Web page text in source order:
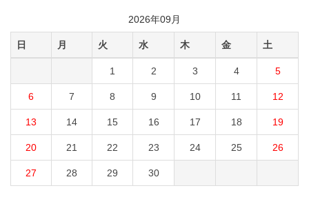
2026年09月
日 月 火 水 木 金 土
1 2 3 4 5
6 7 8 9 10 11 12
13 14 15 16 17 18 19
20 21 22 23 24 25 26
27 28 29 30